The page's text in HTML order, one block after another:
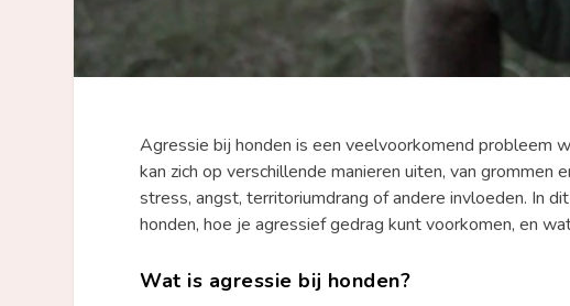
Agressie bij honden is een veelvoorkomend probleem
kan zich op verschillende manieren uiten, van
stress, angst, territoriumdrang of andere invloeden. In
honden, hoe je agressief gedrag kunt voorkomen, en
Wat is agressie bij honden?